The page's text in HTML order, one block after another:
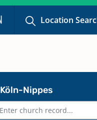
Location
Köln-Nippes
Keine verfügbaren